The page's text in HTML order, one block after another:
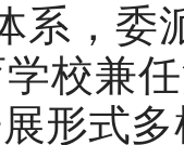
系，委
校兼
形式